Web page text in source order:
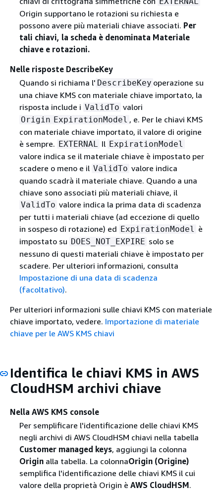
Origin supportano le rotazioni su richiesta e
possono avere più materiali chiave associati. Per
tali chiavi, la scheda è denominata Materiale
chiave e rotazioni.
Nelle risposte DescribeKey
Quando si richiama l' DescribeKey operazione su
una chiave KMS con materiale chiave importato, la
risposta include i ValidTo valori
Origin ExpirationModel , e. Per le chiavi KMS
con materiale chiave importato, il valore di origine
è sempre. EXTERNAL Il ExpirationModel
valore indica se il materiale chiave è impostato per
scadere o meno e il ValidTo valore indica
quando scadrà il materiale chiave. Quando a una
chiave sono associati più materiali chiave, il
ValidTo valore indica la prima data di scadenza
per tutti i materiali chiave (ad eccezione di quello
in sospeso di rotazione) ed ExpirationModel è
impostato su DOES_NOT_EXPIRE solo se
nessuno di questi materiali chiave è impostato per
scadere. Per ulteriori informazioni, consulta
Impostazione di una data di scadenza
(facoltativo).
Per ulteriori informazioni sulle chiavi KMS con materiale
chiave importato, vedere. Importazione di materiale
chiave per le AWS KMS chiavi
Identifica le chiavi KMS in AWS
CloudHSM archivi chiave
Nella AWS KMS console
Per semplificare l'identificazione delle chiavi KMS
negli archivi di AWS CloudHSM chiavi nella tabella
Customer managed keys, aggiungi la colonna
Originalla tabella. La colonnaOrigin (Origine)
semplifica l'identificazione delle chiavi KMS il cui
valore della proprietà Origin è AWS CloudHSM.